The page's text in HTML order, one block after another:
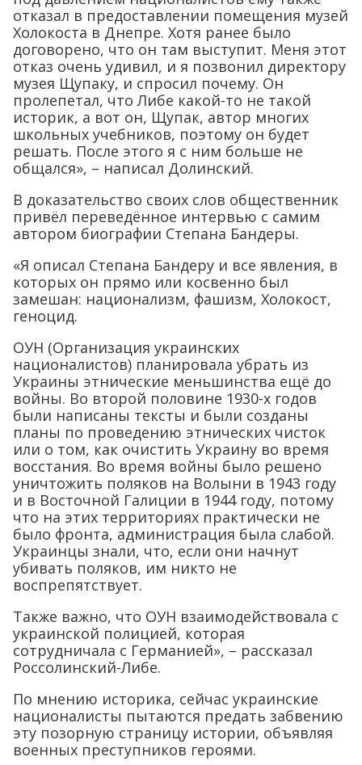
отказал в предоставлении помещения музей
Холокоста в Днепре. Хотя ранее было
договорено, что он там выступит. Меня этот
отказ очень удивил, и я позвонил директору
музея Щупаку, и спросил почему. Он
пролепетал, что Либе какой-то не такой
историк, а вот он, Щупак, автор многих
школьных учебников, поэтому он будет
решать. После этого я с ним больше не
общался», – написал Долинский.
В доказательство своих слов общественник
привёл переведённое интервью с самим
автором биографии Степана Бандеры.
«Я описал Степана Бандеру и все явления, в
которых он прямо или косвенно был
замешан: национализм, фашизм, Холокост,
геноцид.
ОУН (Организация украинских
националистов) планировала убрать из
Украины этнические меньшинства ещё до
войны. Во второй половине 1930-х годов
были написаны тексты и были созданы
планы по проведению этнических чисток
или о том, как очистить Украину во время
восстания. Во время войны было решено
уничтожить поляков на Волыни в 1943 году
и в Восточной Галиции в 1944 году, потому
что на этих территориях практически не
было фронта, администрация была слабой.
Украинцы знали, что, если они начнут
убивать поляков, им никто не
воспрепятствует.
Также важно, что ОУН взаимодействовала с
украинской полицией, которая
сотрудничала с Германией», – рассказал
Россолинский-Либе.
По мнению историка, сейчас украинские
националисты пытаются предать забвению
эту позорную страницу истории, объявляя
военных преступников героями.